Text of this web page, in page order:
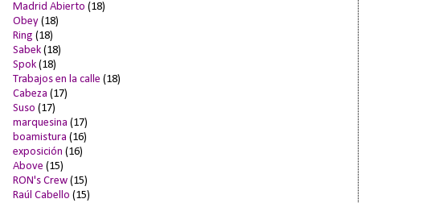
Madrid Abierto (18)
Obey (18)
Ring (18)
Sabek (18)
Spok (18)
Trabajos en la calle (18)
Cabeza (17)
Suso (17)
marquesina (17)
boamistura (16)
exposición (16)
Above (15)
RON's Crew (15)
Raúl Cabello (15)